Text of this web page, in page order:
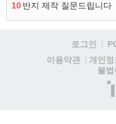
10반지 제작 질문드립니다
로그인
이용약관
개인정
불법